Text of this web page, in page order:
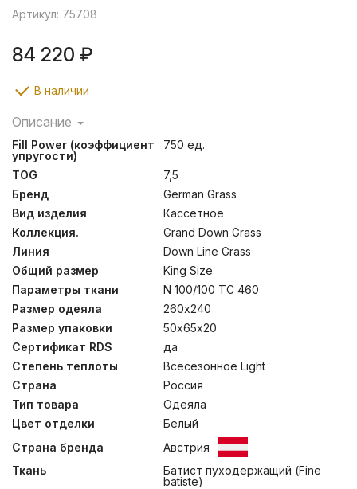
Артикул: 75708
84 220 ₽
В наличии
Описание
Легкие воздушные кассетные одеяла и мягкие уютные
подушки создают ощущение неги и комфорта во
время сна, помогают расслабиться и легко
подстраиваются под форму тела человека.
Пуходержащий тонкий батист из 100% хлопка –
гладкий и шелковистый на ощупь, прекрасно
впитывает влагу, а «дышащий» пуховый наполнитель
категории “Экстра” обеспечивает оптимальный
микроклимат постели. Стирка при температуре до
30°С.
Fill Power (коэффициент
упругости)
750 ед.
TOG
7,5
Бренд
German Grass
Вид изделия
Кассетное
Коллекция.
Grand Down Grass
Линия
Down Line Grass
Общий размер
King Size
Параметры ткани
N 100/100 TC 460
Размер одеяла
260х240
Размер упаковки
50х65х20
Сертификат RDS
да
Степень теплоты
Всесезонное Light
Страна
Россия
Тип товара
Одеяла
Цвет отделки
Белый
Страна бренда
Австрия
Ткань
Батист пуходержащий (Fine
batiste)